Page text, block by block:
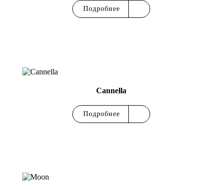
Подробнее
Cannella
Подробнее